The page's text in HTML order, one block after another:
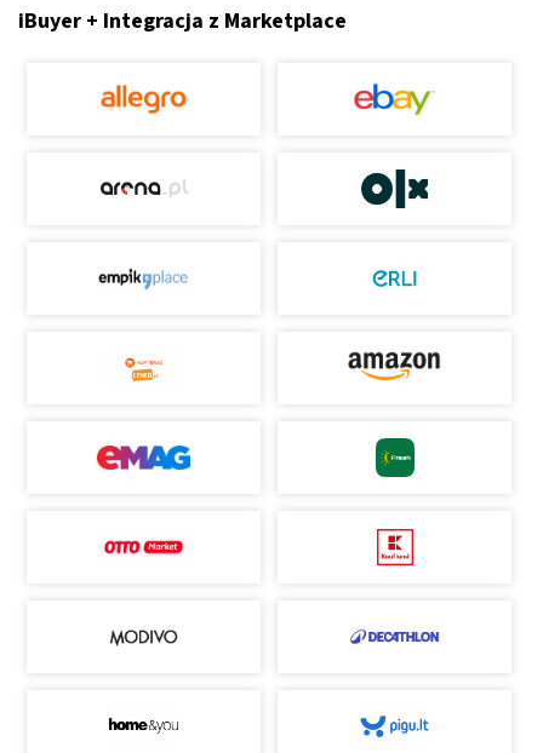
iBuyer + Integracja z Marketplace